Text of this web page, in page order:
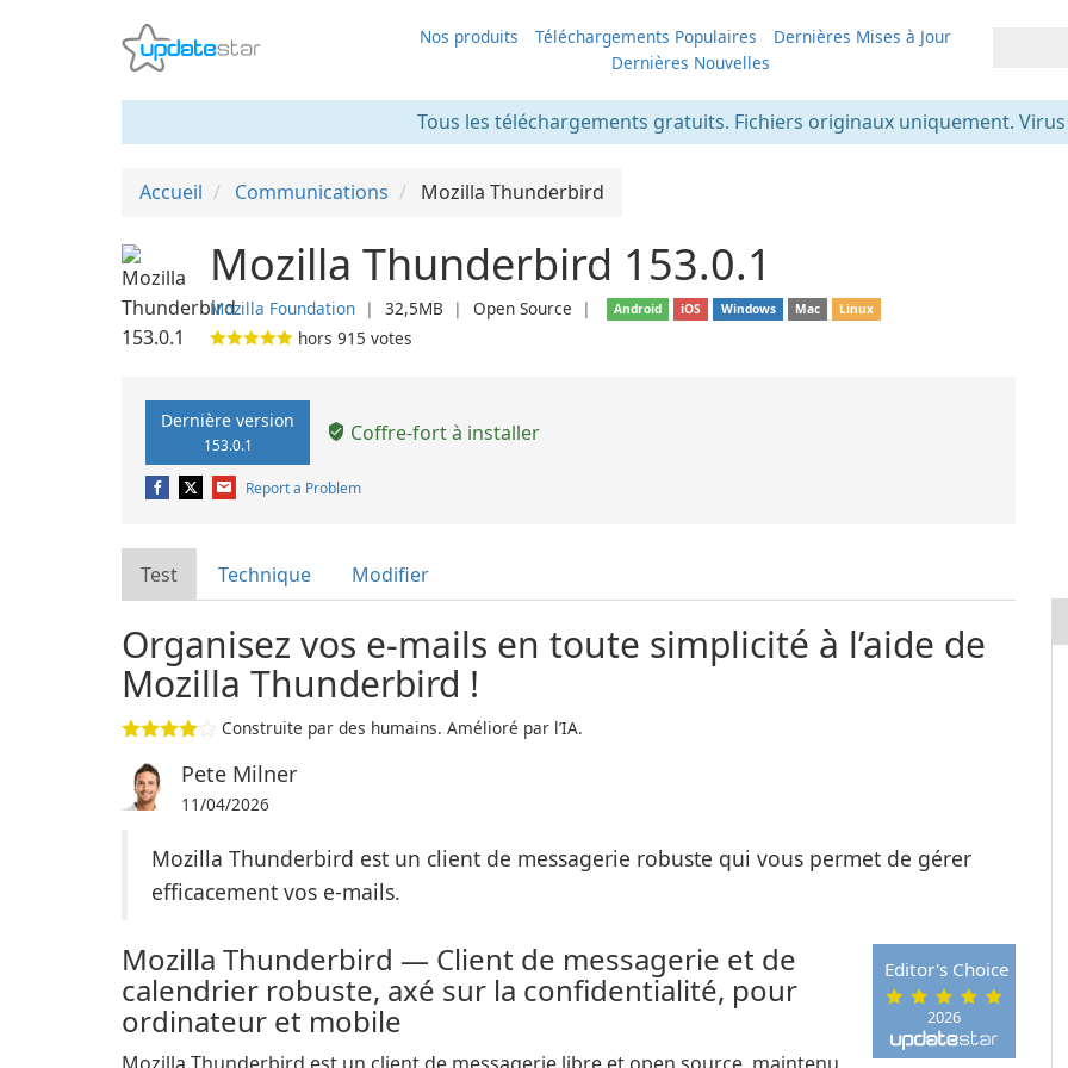
Nos produits Téléchargements Populaires
Dernières Mises à Jour
Dernières Nouvelles
Tous les téléchargements gratuits. Fichiers originaux uniquement.
Accueil Communications Mozilla Thunderbird
Mozilla Thunderbird 153.0.1
Mozilla Foundation ❘ 32,5MB ❘ Open Source ❘ Android iOS Windows Mac Linux
hors 915 votes
Dernière version
153.0.1 Coffre-fort à installer
Report a Problem
Test Technique Modifier
Organisez vos e-mails en toute simplicité à l’aide de
Mozilla Thunderbird !
Construite par des humains. Amélioré par l’IA.
Pete Milner
11/04/2026
Mozilla Thunderbird est un client de messagerie robuste qui vous permet de gérer
efficacement vos e-mails.
2026
Editor's Choice
Mozilla Thunderbird — Client de messagerie et de
calendrier robuste, axé sur la confidentialité, pour
ordinateur et mobile